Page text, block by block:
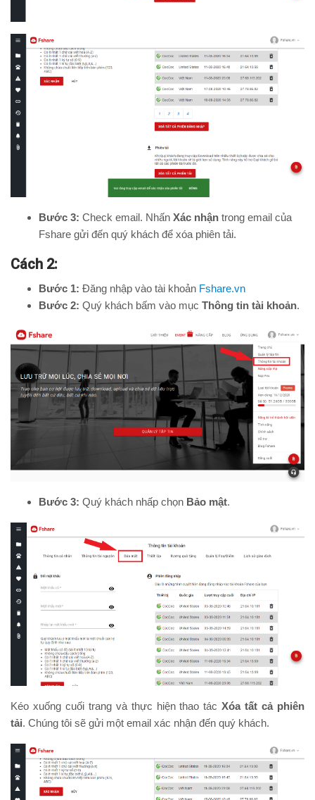
Bước 3: Check email. Nhấn Xác nhận trong email của
Fshare gửi đến quý khách để xóa phiên tải.
Cách 2:
Bước 1: Đăng nhập vào tài khoản Fshare.vn
Bước 2: Quý khách bấm vào mục Thông tin tài khoản.
Bước 3: Quý khách nhấp chọn Bảo mật.
Kéo xuống cuối trang và thực hiện thao tácXóa tất cả phiên
tải. Chúng tôi sẽ gửi một email xác nhận đến quý khách.